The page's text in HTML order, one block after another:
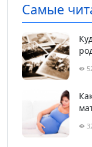
Самые